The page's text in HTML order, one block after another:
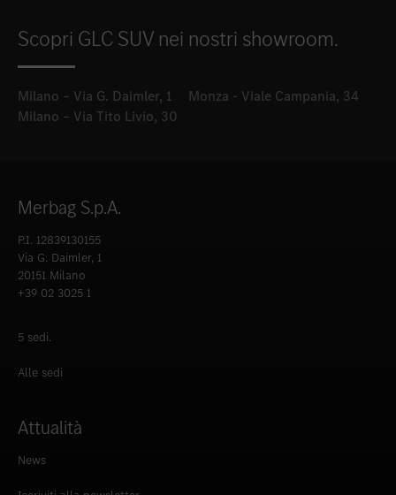
Scopri GLC SUV nei nostri showroom.
Milano – Via G. Daimler, 1
Monza - Viale Campania, 34
Milano – Via Tito Livio, 30
Merbag S.p.A.
P.I. 12839130155
Via G. Daimler, 1
20151 Milano
+39 02 3025 1
5 sedi.
Alle sedi
Attualità
News